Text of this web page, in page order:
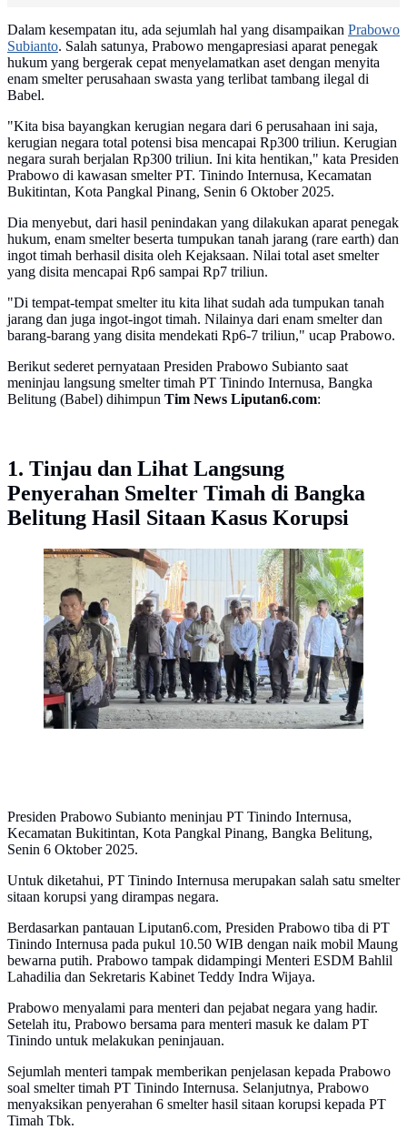
Dalam kesempatan itu, ada sejumlah hal yang disampaikan Prabowo
Subianto. Salah satunya, Prabowo mengapresiasi aparat penegak
hukum yang bergerak cepat menyelamatkan aset dengan menyita
enam smelter perusahaan swasta yang terlibat tambang ilegal di
Babel.
"Kita bisa bayangkan kerugian negara dari 6 perusahaan ini saja,
kerugian negara total potensi bisa mencapai Rp300 triliun. Kerugian
negara surah berjalan Rp300 triliun. Ini kita hentikan," kata Presiden
Prabowo di kawasan smelter PT. Tinindo Internusa, Kecamatan
Bukitintan, Kota Pangkal Pinang, Senin 6 Oktober 2025.
Dia menyebut, dari hasil penindakan yang dilakukan aparat penegak
hukum, enam smelter beserta tumpukan tanah jarang (rare earth) dan
ingot timah berhasil disita oleh Kejaksaan. Nilai total aset smelter
yang disita mencapai Rp6 sampai Rp7 triliun.
"Di tempat-tempat smelter itu kita lihat sudah ada tumpukan tanah
jarang dan juga ingot-ingot timah. Nilainya dari enam smelter dan
barang-barang yang disita mendekati Rp6-7 triliun," ucap Prabowo.
Berikut sederet pernyataan Presiden Prabowo Subianto saat
meninjau langsung smelter timah PT Tinindo Internusa, Bangka
Belitung (Babel) dihimpun Tim News Liputan6.com:
1. Tinjau dan Lihat Langsung
Penyerahan Smelter Timah di Bangka
Belitung Hasil Sitaan Kasus Korupsi
Presiden Prabowo Subianto saat berada di kawasan
smelter PT. Tinindo Internusa, Kecamatan Bukitintan,
Kota Pangkal Pinang, Senin (6/10/2025).
(Liputan6.com/Lizsa Egeham)
Presiden Prabowo Subianto meninjau PT Tinindo Internusa,
Kecamatan Bukitintan, Kota Pangkal Pinang, Bangka Belitung,
Senin 6 Oktober 2025.
Untuk diketahui, PT Tinindo Internusa merupakan salah satu smelter
sitaan korupsi yang dirampas negara.
Berdasarkan pantauan Liputan6.com, Presiden Prabowo tiba di PT
Tinindo Internusa pada pukul 10.50 WIB dengan naik mobil Maung
bewarna putih. Prabowo tampak didampingi Menteri ESDM Bahlil
Lahadilia dan Sekretaris Kabinet Teddy Indra Wijaya.
Prabowo menyalami para menteri dan pejabat negara yang hadir.
Setelah itu, Prabowo bersama para menteri masuk ke dalam PT
Tinindo untuk melakukan peninjauan.
Sejumlah menteri tampak memberikan penjelasan kepada Prabowo
soal smelter timah PT Tinindo Internusa. Selanjutnya, Prabowo
menyaksikan penyerahan 6 smelter hasil sitaan korupsi kepada PT
Timah Tbk.